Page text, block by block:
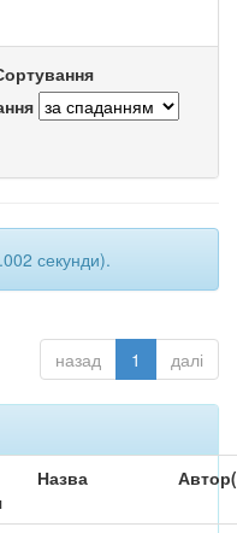
секунди).
назад 1 далі
Назва